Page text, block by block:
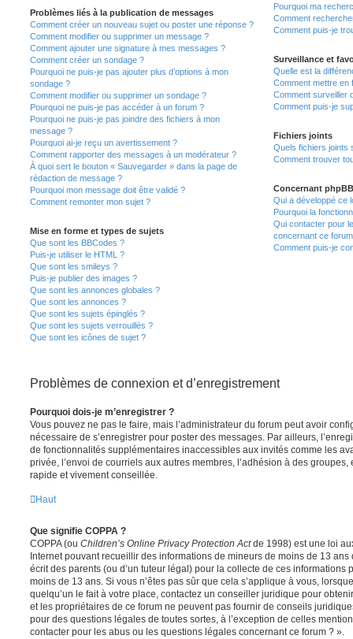
Problèmes liés à la publication de messages
Comment créer un nouveau sujet ou poster une réponse ?
Comment modifier ou supprimer un message ?
Comment ajouter une signature à mes messages ?
Comment créer un sondage ?
Pourquoi ne puis-je pas ajouter plus d’options à mon
sondage ?
Comment modifier ou supprimer un sondage ?
Pourquoi ne puis-je pas accéder à un forum ?
Pourquoi ne puis-je pas joindre des fichiers à mon
message ?
Pourquoi ai-je reçu un avertissement ?
Comment rapporter des messages à un modérateur ?
À quoi sert le bouton « Sauvegarder » dans la page de
rédaction de message ?
Pourquoi mon message doit être validé ?
Comment remonter mon sujet ?
Mise en forme et types de sujets
Que sont les BBCodes ?
Puis-je utiliser le HTML ?
Que sont les smileys ?
Puis-je publier des images ?
Que sont les annonces globales ?
Que sont les annonces ?
Que sont les sujets épinglés ?
Que sont les sujets verrouillés ?
Que sont les icônes de sujet ?
Pourquoi ma
Comment
Comment puis-je
Surveillance et
Quelle est la
Comment mettre en
Comment surveiller
Comment puis-je
Fichiers joints
Quels fichiers joints
Comment trouver
Concernant phpBB
Qui a développé ce
Pourquoi la
Qui contacter pour
concernant ce
Comment puis-je
Problèmes de connexion et d’enregistrement
Pourquoi dois-je m’enregistrer ?
Vous pouvez ne pas le faire, mais l’administrateur du forum peut avoir
nécessaire de s’enregistrer pour poster des messages. Par ailleurs,
de fonctionnalités supplémentaires inaccessibles aux invités comme les
privée, l’envoi de courriels aux autres membres, l’adhésion à des groupes,
rapide et vivement conseillée.
Haut
Que signifie COPPA ?
COPPA (ou Children’s Online Privacy Protection Actde 1998) est une loi
Internet pouvant recueillir des informations de mineurs de moins de 13
écrit des parents (ou d’un tuteur légal) pour la collecte de ces informations
moins de 13 ans. Si vous n’êtes pas sûr que cela s’applique à vous,
quelqu’un le fait à votre place, contactez un conseiller juridique pour
et les propriétaires de ce forum ne peuvent pas fournir de conseils
pour des questions légales de toutes sortes, à l’exception de celles
contacter pour les abus ou les questions légales concernant ce forum ? ».